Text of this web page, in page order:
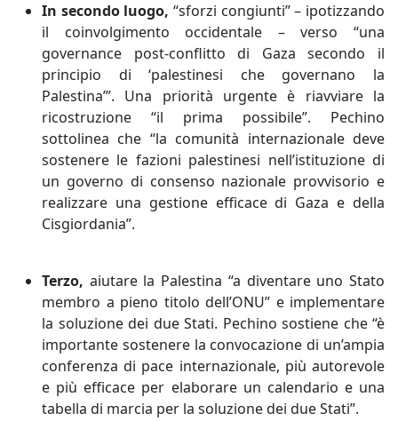
In secondo luogo, “sforzi congiunti” – ipotizzando
il coinvolgimento occidentale – verso “una
governance post-conflitto di Gaza secondo il
principio di ‘palestinesi che governano la
Palestina’”. Una priorità urgente è riavviare la
ricostruzione “il prima possibile”. Pechino
sottolinea che “la comunità internazionale deve
sostenere le fazioni palestinesi nell’istituzione di
un governo di consenso nazionale provvisorio e
realizzare una gestione efficace di Gaza e della
Cisgiordania”.
Terzo, aiutare la Palestina “a diventare uno Stato
membro a pieno titolo dell’ONU” e implementare
la soluzione dei due Stati. Pechino sostiene che “è
importante sostenere la convocazione di un’ampia
conferenza di pace internazionale, più autorevole
e più efficace per elaborare un calendario e una
tabella di marcia per la soluzione dei due Stati”.